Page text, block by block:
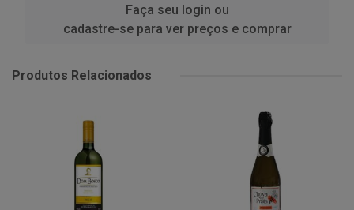
Faça seu login ou
cadastre-se para ver preços e comprar
Produtos Relacionados